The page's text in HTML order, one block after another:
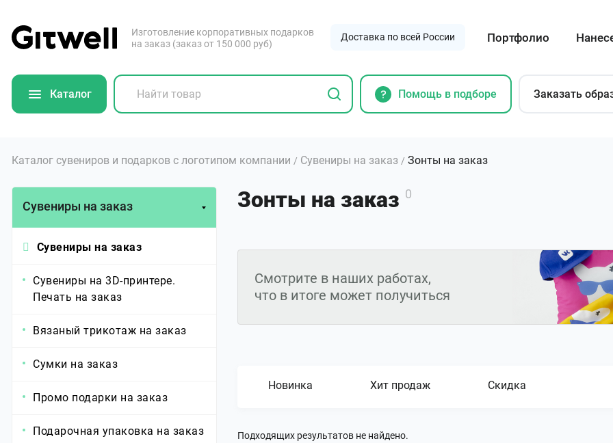
Изготовление корпоративных подарков
на заказ (заказ от 150 000 руб)
Доставка по всей России Портфолио
Каталог Помощь в подборе Заказать
Каталог сувениров и подарков с логотипом компании / Сувениры на заказ / Зонты на заказ
Сувениры на заказ
Сувениры на заказ
Сувениры на 3D-принтере.
Печать на заказ
Вязаный трикотаж на заказ
Сумки на заказ
Промо подарки на заказ
Подарочная упаковка на заказ
Зонты на заказ 0
Смотрите в наших работах,
что в итоге может получиться
Новинка Хит продаж Скидка
Подходящих результатов не найдено.